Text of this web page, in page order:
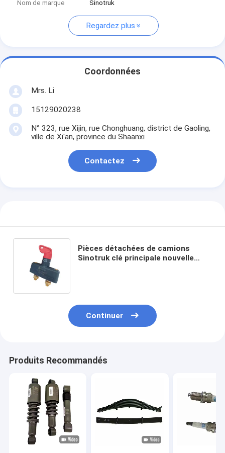
Nom de marque
Sinotruk
Regardez plus
Coordonnées
Mrs. Li
15129020238
N° 323, rue Xijin, rue Chonghuang, district de Gaoling,
ville de Xi'an, province du Shaanxi
Contactez
Pièces détachées de camions
Sinotruk clé principale nouvelle
Continuer
Produits Recommandés